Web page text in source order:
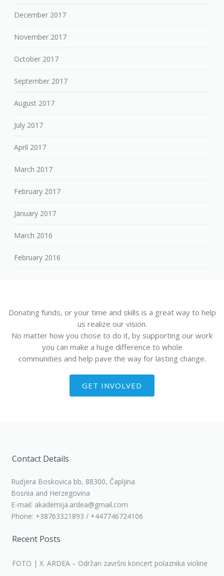
December 2017
November 2017
October 2017
September 2017
August 2017
July 2017
April 2017
March 2017
February 2017
January 2017
March 2016
February 2016
Donating funds, or your time and skills is a great way to help
us realize our vision.
No matter how you chose to do it, by supporting our work
you can make a huge difference to whole
communities and help pave the way for lasting change.
GET INVOLVED
Contact Details
Rudjera Boskovica bb, 88300, Čapljina
Bosnia and Herzegovina
E-mail: akademija.ardea@gmail.com
Phone: +38763321893 / +447746724106
Recent Posts
FOTO | X. ARDEA – Održan završni koncert polaznika violine